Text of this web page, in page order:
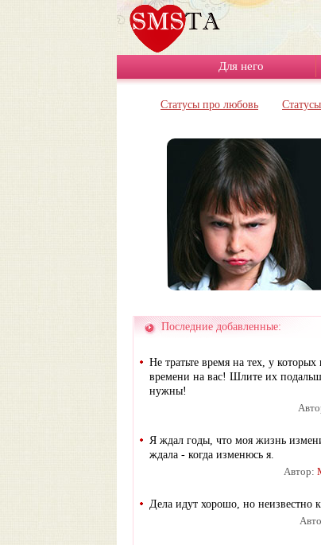
Для него
Статусы про любовь
Последние добавленные:
Не тратьте время на тех, у которых
времени на вас! Шлите их
нужны!
Я ждал годы, что моя жизнь
ждала - когда изменюсь я.
Автор:
Дела идут хорошо, но неизвестно